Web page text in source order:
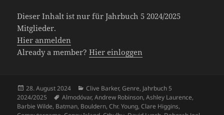
Dieser Inhalt ist nur für Jahrbuch 5 2024/2025
Mitglieder.
Hier anmelden
Already a member?Hier einloggen
Veröffentlicht
am
28. August 2024 Kategorien
Clive Barker,Genre, Jahrbuch 5
2024/2025
Schlagwörter
Almodóvar,Andrew Robinson,Ashley Laurence,
Barbie Wilde, Batman, Bouldern,Chr. Young,Clare Higgins,